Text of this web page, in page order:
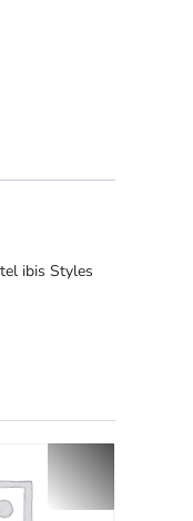
ibis Styles